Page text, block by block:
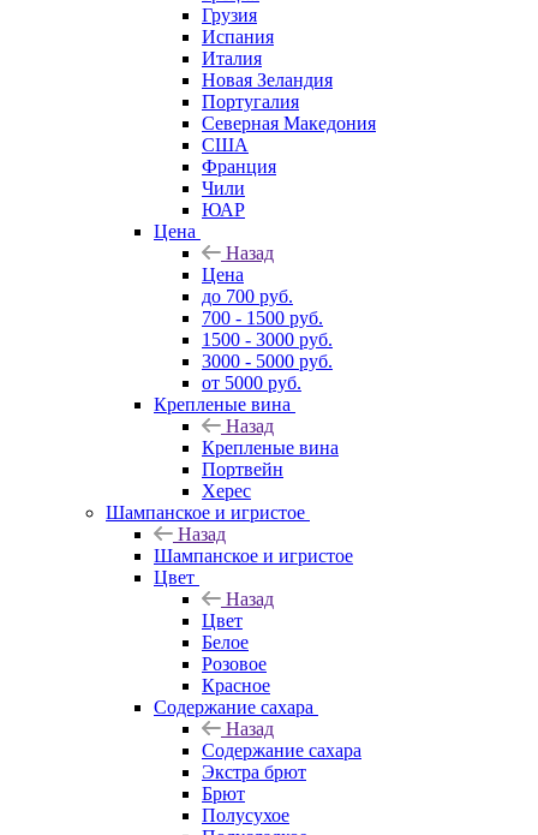
Грузия
Испания
Италия
Новая Зеландия
Португалия
Северная Македония
США
Франция
Чили
ЮАР
Цена
Назад
Цена
до 700 руб.
700 - 1500 руб.
1500 - 3000 руб.
3000 - 5000 руб.
от 5000 руб.
Крепленые вина
Назад
Крепленые вина
Портвейн
Херес
Шампанское и игристое
Назад
Шампанское и игристое
Цвет
Назад
Цвет
Белое
Розовое
Красное
Содержание сахара
Назад
Содержание сахара
Экстра брют
Брют
Полусухое